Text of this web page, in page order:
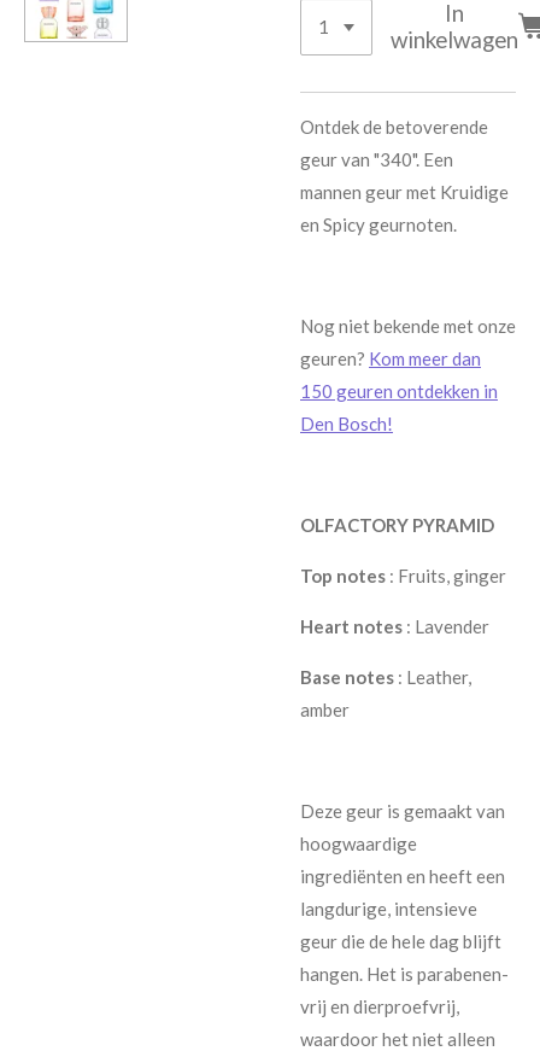
In
winkelwagen
Ontdek de betoverende
geur van "340". Een
mannen geur met Kruidige
en Spicy geurnoten.
Nog niet bekende met onze
geuren? Kom meer dan
150 geuren ontdekken in
Den Bosch!
OLFACTORY PYRAMID
Top notes : Fruits, ginger
Heart notes : Lavender
Base notes : Leather,
amber
Deze geur is gemaakt van
hoogwaardige
ingrediënten en heeft een
langdurige, intensieve
geur die de hele dag blijft
hangen. Het is parabenen-
vrij en dierproefvrij,
waardoor het niet alleen